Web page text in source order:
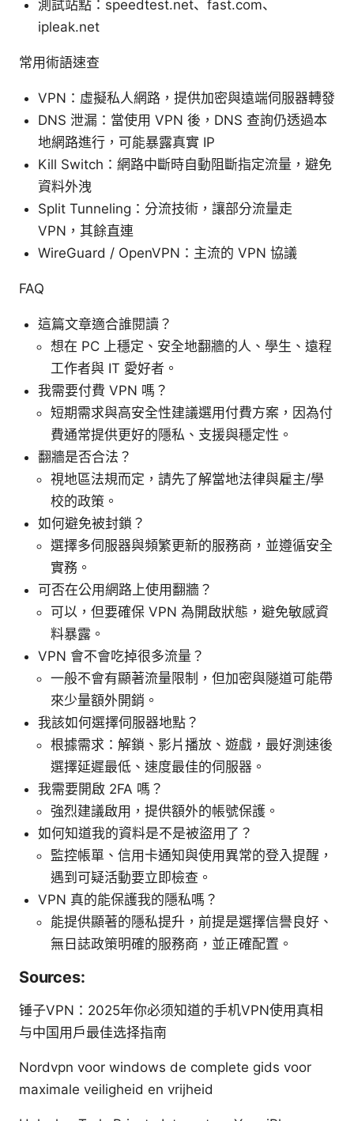
測試站點：speedtest.net、fast.com、
ipleak.net
常用術語速查
VPN：虛擬私人網路，提供加密與遠端伺服器轉發
DNS 泄漏：當使用 VPN 後，DNS 查詢仍透過本
地網路進行，可能暴露真實 IP
Kill Switch：網路中斷時自動阻斷指定流量，避免
資料外洩
Split Tunneling：分流技術，讓部分流量走
VPN，其餘直連
WireGuard / OpenVPN：主流的 VPN 協議
FAQ
這篇文章適合誰閱讀？
想在 PC 上穩定、安全地翻牆的人、學生、遠程
工作者與 IT 愛好者。
我需要付費 VPN 嗎？
短期需求與高安全性建議選用付費方案，因為付
費通常提供更好的隱私、支援與穩定性。
翻牆是否合法？
視地區法規而定，請先了解當地法律與雇主/學
校的政策。
如何避免被封鎖？
選擇多伺服器與頻繁更新的服務商，並遵循安全
實務。
可否在公用網路上使用翻牆？
可以，但要確保 VPN 為開啟狀態，避免敏感資
料暴露。
VPN 會不會吃掉很多流量？
一般不會有顯著流量限制，但加密與隧道可能帶
來少量額外開銷。
我該如何選擇伺服器地點？
根據需求：解鎖、影片播放、遊戲，最好測速後
選擇延遲最低、速度最佳的伺服器。
我需要開啟 2FA 嗎？
強烈建議啟用，提供額外的帳號保護。
如何知道我的資料是不是被盜用了？
監控帳單、信用卡通知與使用異常的登入提醒，
遇到可疑活動要立即檢查。
VPN 真的能保護我的隱私嗎？
能提供顯著的隱私提升，前提是選擇信譽良好、
無日誌政策明確的服務商，並正確配置。
Sources:
锤子VPN：2025年你必须知道的手机VPN使用真相
与中国用户最佳选择指南
Nordvpn voor windows de complete gids voor
maximale veiligheid en vrijheid